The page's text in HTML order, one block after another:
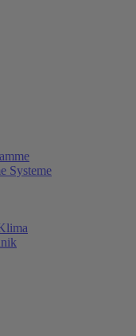
Systeme